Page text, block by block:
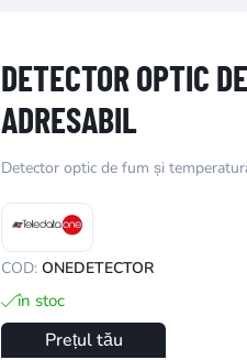
DETECTOR OPTIC
ADRESABIL
Detector optic de fum și
COD: ONEDETECTOR
în stoc
Prețul tău